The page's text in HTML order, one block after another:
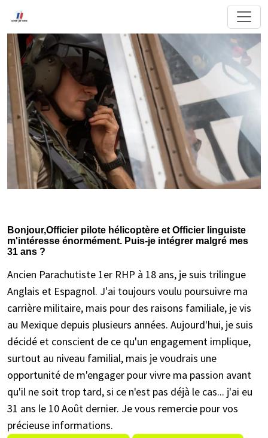
Bonjour,Officier pilote hélicoptère et Officier linguiste
m'intéresse énormément. Puis-je intégrer malgré mes
31 ans ?
Ancien Parachutiste 1er RHP à 18 ans, je suis trilingue
Anglais et Espagnol. J'ai toujours voulu poursuivre ma
carrière militaire, mais pour des raisons familiale, je vis
au Mexique depuis plusieurs années. Aujourd'hui, je suis
décidé et conscient de ce qu'un engagement implique,
surtout au niveau familial, mais je voudrais une
opportunité de m'engager pour vivre ma passion avant
qu'il ne soit trop tard, si ce n'est pas déjà le cas... j'ai eu
31 ans le 10 Août dernier. Je vous remercie pour vos
précieuse informations.